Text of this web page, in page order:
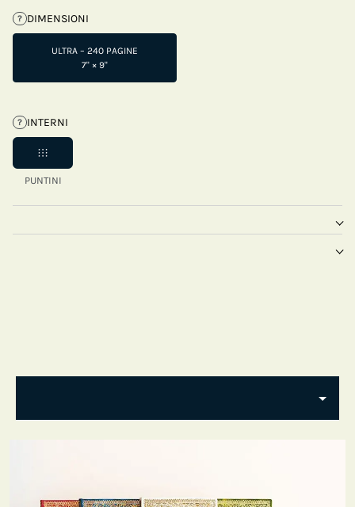
? DIMENSIONI
ULTRA – 240 PAGINE
7" × 9"
? INTERNI
PUNTINI